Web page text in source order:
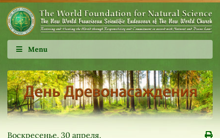
Menu
Воскресенье, 30 апреля,